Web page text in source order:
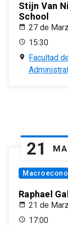
Stijn Van
School
27 de
15:30
Facultad
21
Raphael
21 de
17:00